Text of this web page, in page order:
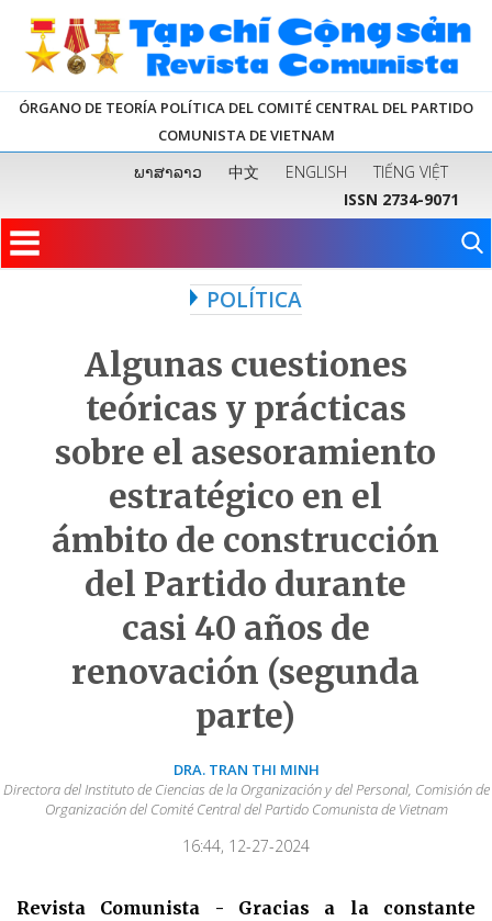
ÓRGANO DE TEORÍA POLÍTICA DEL COMITÉ CENTRAL DEL PARTIDO
COMUNISTA DE VIETNAM
ພາສາລາວ 中文 ENGLISH
TIẾNG VIỆT
ISSN 2734-9071
POLÍTICA
Algunas cuestiones
teóricas y prácticas
sobre el asesoramiento
estratégico en el
ámbito de construcción
del Partido durante
casi 40 años de
renovación (segunda
parte)
DRA. TRAN THI MINH
Directora del Instituto de Ciencias de la Organización y del Personal, Comisión de
Organización del Comité Central del Partido Comunista de Vietnam
16:44, 12-27-2024
Revista Comunista - Gracias a la constante